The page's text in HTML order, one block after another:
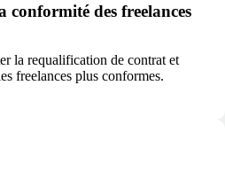
conformité des freelances
la requalification de contrat et
freelances plus conformes.